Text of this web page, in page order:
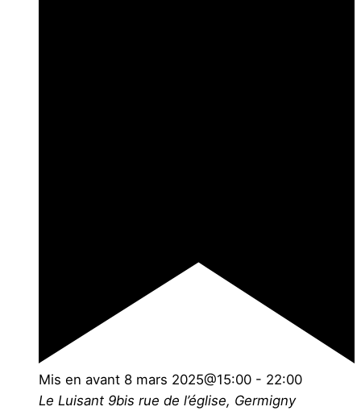
Mis en avant 8 mars 2025@15:00 - 22:00
Le Luisant 9bis rue de l’église, Germigny